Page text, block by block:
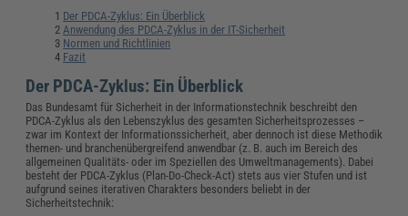
Der PDCA-Zyklus: Ein Überblick
Anwendung des PDCA-Zyklus in der IT-Sicherheit
Normen und Richtlinien
Fazit
Der PDCA-Zyklus: Ein Überblick
Das Bundesamt für Sicherheit in der Informationstechnik beschreibt den
PDCA-Zyklus als den Lebenszyklus des gesamten Sicherheitsprozesses –
zwar im Kontext der Informationssicherheit, aber dennoch ist diese Methodik
themen- und branchenübergreifend anwendbar (z. B. auch im Bereich des
allgemeinen Qualitäts- oder im Speziellen des Umweltmanagements). Dabei
besteht der PDCA-Zyklus (Plan-Do-Check-Act) stets aus vier Stufen und ist
aufgrund seines iterativen Charakters besonders beliebt in der
Sicherheitstechnik: